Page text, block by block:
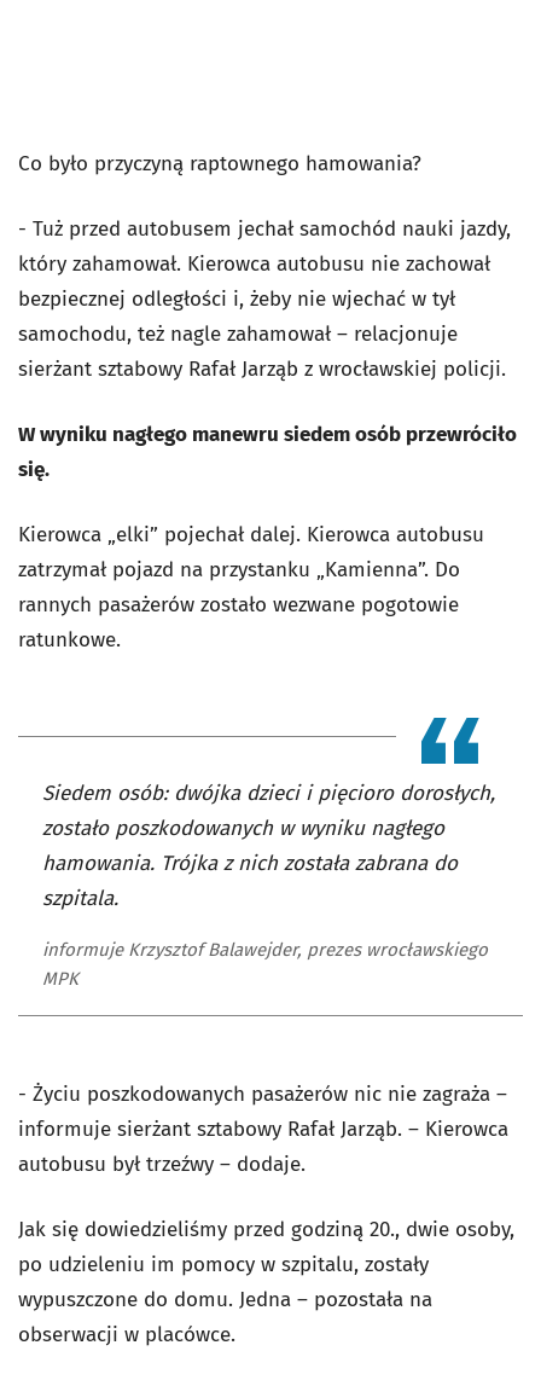
Co było przyczyną raptownego hamowania?
- Tuż przed autobusem jechał samochód nauki jazdy,
który zahamował. Kierowca autobusu nie zachował
bezpiecznej odległości i, żeby nie wjechać w tył
samochodu, też nagle zahamował – relacjonuje
sierżant sztabowy Rafał Jarząb z wrocławskiej policji.
W wyniku nagłego manewru siedem osób przewróciło
się.
Kierowca „elki” pojechał dalej. Kierowca autobusu
zatrzymał pojazd na przystanku „Kamienna”. Do
rannych pasażerów zostało wezwane pogotowie
ratunkowe.
Siedem osób: dwójka dzieci i pięcioro dorosłych,
zostało poszkodowanych w wyniku nagłego
hamowania. Trójka z nich została zabrana do
szpitala.
informuje Krzysztof Balawejder, prezes wrocławskiego
MPK
- Życiu poszkodowanych pasażerów nic nie zagraża –
informuje sierżant sztabowy Rafał Jarząb. – Kierowca
autobusu był trzeźwy – dodaje.
Jak się dowiedzieliśmy przed godziną 20., dwie osoby,
po udzieleniu im pomocy w szpitalu, zostały
wypuszczone do domu. Jedna – pozostała na
obserwacji w placówce.